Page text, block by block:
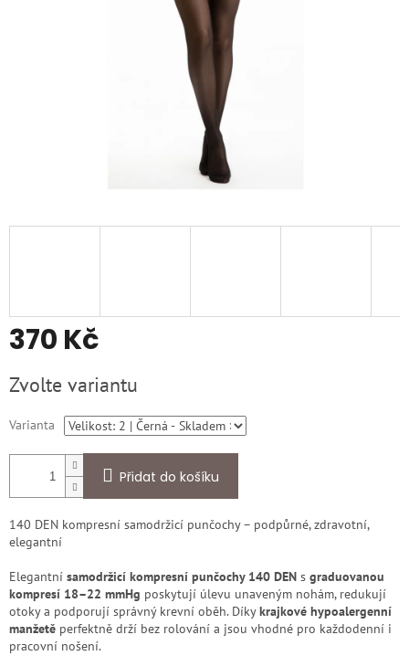
370 Kč
cena:
Zvolte variantu
Varianta
Přidat do košíku
140 DEN kompresní samodržicí punčochy – podpůrné, zdravotní,
elegantní
Elegantní samodržicí kompresní punčochy 140 DEN s graduovanou
kompresí 18–22 mmHg poskytují úlevu unaveným nohám, redukují
otoky a podporují správný krevní oběh. Díkykrajkové hypoalergenní
manžetě perfektně drží bez rolování a jsou vhodné pro každodenní i
pracovní nošení.